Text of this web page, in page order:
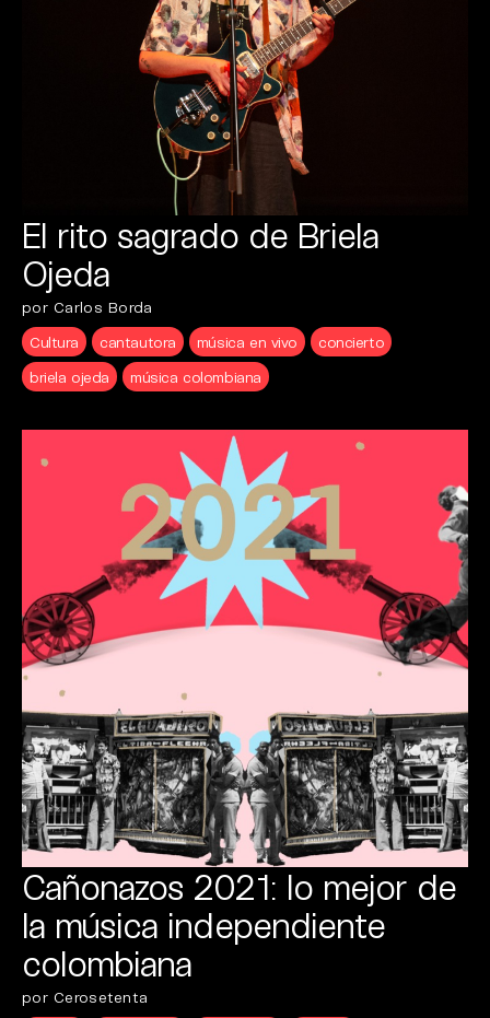
El rito sagrado de Briela
Ojeda
por Carlos Borda
Cultura
cantautora música en vivo
concierto
briela ojeda
música colombiana
Cañonazos 2021: lo mejor de
la música independiente
colombiana
por Cerosetenta